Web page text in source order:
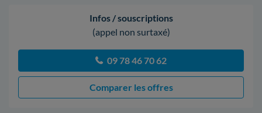
Infos / souscriptions
(appel non surtaxé)
09 78 46 70 62
Comparer les offres